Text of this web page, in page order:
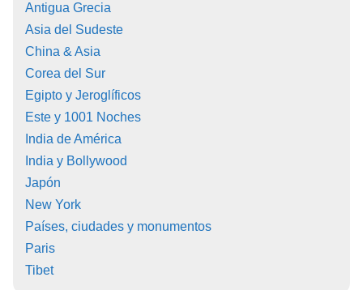
Antigua Grecia
Asia del Sudeste
China & Asia
Corea del Sur
Egipto y Jeroglíficos
Este y 1001 Noches
India de América
India y Bollywood
Japón
New York
Países, ciudades y monumentos
Paris
Tibet